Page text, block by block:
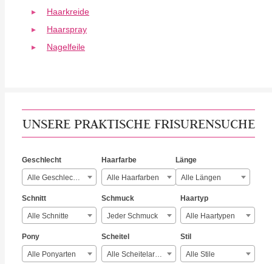
Haarkreide
Haarspray
Nagelfeile
UNSERE PRAKTISCHE FRISURENSUCHE
Geschlecht
Alle Geschlechter
Haarfarbe
Alle Haarfarben
Länge
Alle Längen
Schnitt
Alle Schnitte
Schmuck
Jeder Schmuck
Haartyp
Alle Haartypen
Pony
Alle Ponyarten
Scheitel
Alle Scheitelarten
Stil
Alle Stile